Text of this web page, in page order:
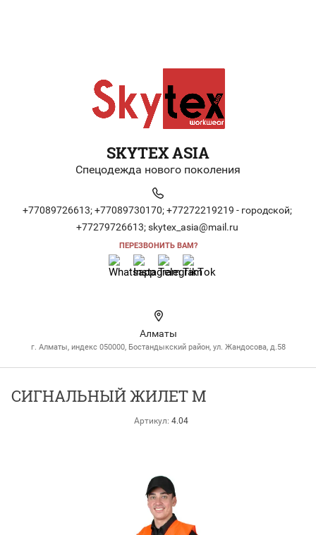
SKYTEX ASIA
Спецодежда нового поколения
+77089726613; +77089730170; +77272219219 - городской;
+77279726613; skytex_asia@mail.ru
ПЕРЕЗВОНИТЬ ВАМ?
Алматы
г. Алматы, индекс 050000, Бостандыкский район, ул. Жандосова, д.58
СИГНАЛЬНЫЙ ЖИЛЕТ М
Артикул: 4.04